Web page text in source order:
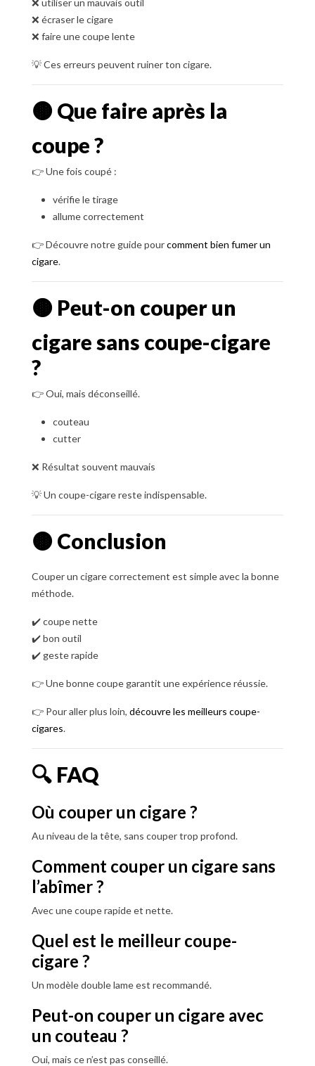
❌ écraser le cigare
❌ faire une coupe lente
💡 Ces erreurs peuvent ruiner ton cigare.
🟤 Que faire après la
coupe ?
👉 Une fois coupé :
vérifie le tirage
allume correctement
👉 Découvre notre guide pourcomment bien fumer un
cigare.
🟤 Peut-on couper un
cigare sans coupe-cigare
?
👉 Oui, mais déconseillé.
couteau
cutter
❌ Résultat souvent mauvais
💡 Un coupe-cigare reste indispensable.
🟤 Conclusion
Couper un cigare correctement est simple avec la bonne
méthode.
✔️ coupe nette
✔️ bon outil
✔️ geste rapide
👉 Une bonne coupe garantit une expérience réussie.
👉 Pour aller plus loin, découvre les meilleurs coupe-
cigares.
🔍 FAQ
Où couper un cigare ?
Au niveau de la tête, sans couper trop profond.
Comment couper un cigare sans
l’abîmer ?
Avec une coupe rapide et nette.
Quel est le meilleur coupe-
cigare ?
Un modèle double lame est recommandé.
Peut-on couper un cigare avec
un couteau ?
Oui, mais ce n’est pas conseillé.